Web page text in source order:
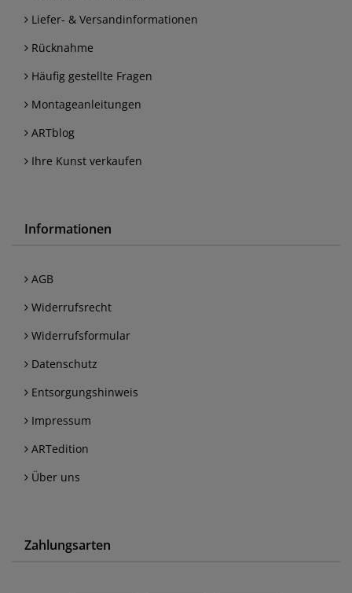
Liefer- & Versandinformationen
Rücknahme
Häufig gestellte Fragen
Montageanleitungen
ARTblog
Ihre Kunst verkaufen
Informationen
AGB
Widerrufsrecht
Widerrufsformular
Datenschutz
Entsorgungshinweis
Impressum
ARTedition
Über uns
Zahlungsarten